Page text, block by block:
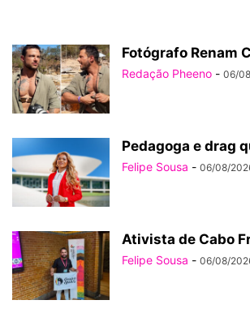
Fotógrafo Renam
Redação Pheeno - 06/
Pedagoga e drag
Felipe Sousa - 06/08/
Ativista de Cabo
Felipe Sousa - 06/08/